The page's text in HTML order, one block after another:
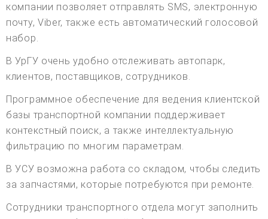
компании позволяет отправлять SMS, электронную
почту, Viber, также есть автоматический голосовой
набор.
В УрГУ очень удобно отслеживать автопарк,
клиентов, поставщиков, сотрудников.
Программное обеспечение для ведения клиентской
базы транспортной компании поддерживает
контекстный поиск, а также интеллектуальную
фильтрацию по многим параметрам.
В УСУ возможна работа со складом, чтобы следить
за запчастями, которые потребуются при ремонте.
Сотрудники транспортного отдела могут заполнить